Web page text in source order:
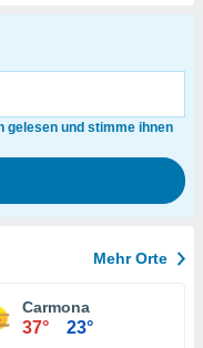
gelesen und stimme ihnen
Mehr Orte
Carmona
37° 23°